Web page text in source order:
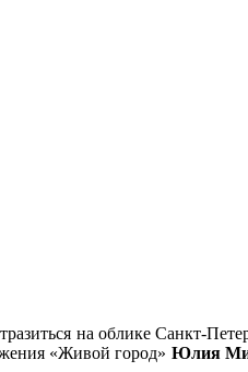
на облике Санкт-
«Живой город» Юлия